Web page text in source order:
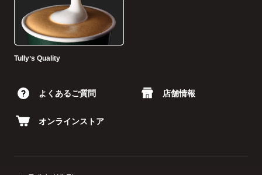
Tullyʼs Quality
よくあるご質問 店舗情報
オンラインストア